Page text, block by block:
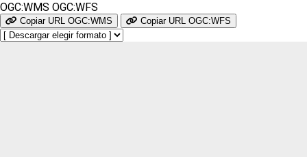
OGC:WMS OGC:WFS
Copiar URL OGC:WMS Copiar URL OGC:WFS